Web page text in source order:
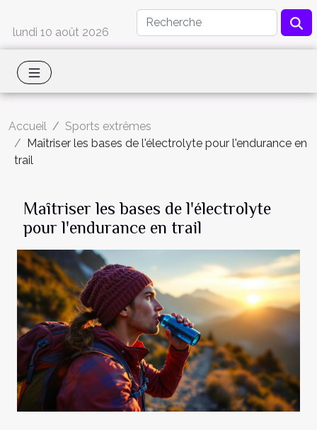
lundi 10 août 2026
Accueil
Sports extrêmes
Maîtriser les bases de l'électrolyte pour l'endurance en
trail
Maîtriser les bases de l'électrolyte
pour l'endurance en trail